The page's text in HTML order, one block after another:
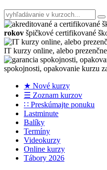
rokov špičkové certifikované
IT kurzy online, alebo
spokojnosti, opakovanie kurzu
★ Nové kurzy
☰ Zoznam kurzov
∷ Preskúmajte ponuku
Lastminute
Balíky
Termíny
Videokurzy
Online kurzy
Tábory 2026